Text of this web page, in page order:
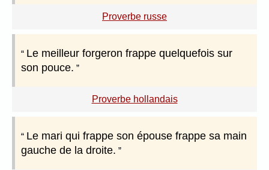
Proverbe russe
Le meilleur forgeron frappe quelquefois sur
son pouce.
Proverbe hollandais
Le mari qui frappe son épouse frappe sa main
gauche de la droite.